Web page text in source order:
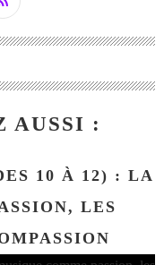
AUSSI :
10 À 12) : LA
LES